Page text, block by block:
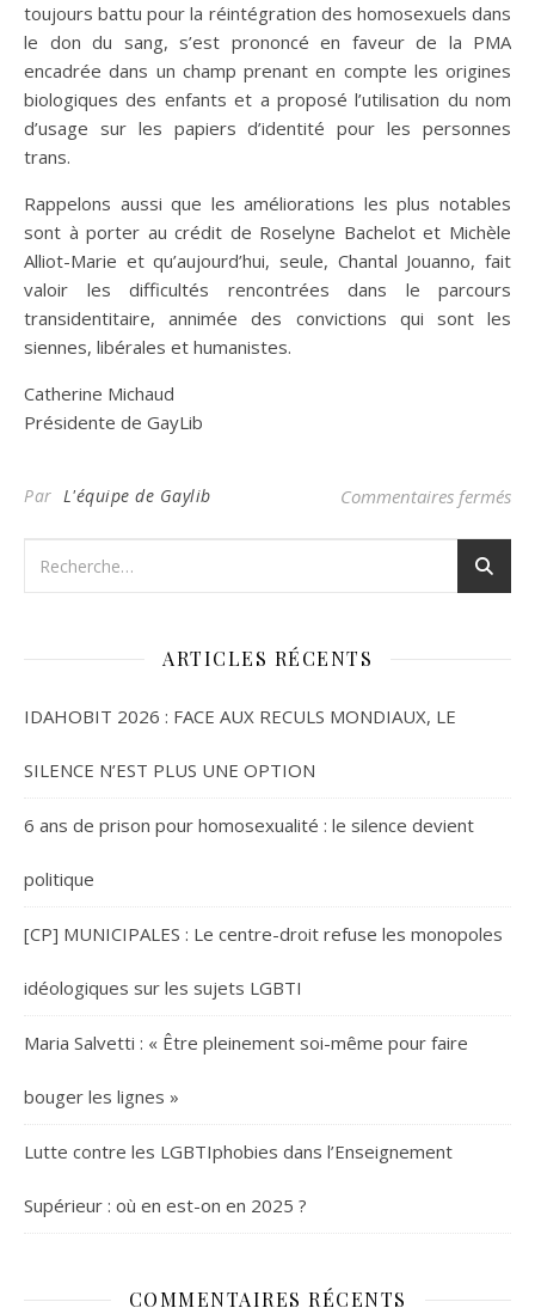
toujours battu pour la réintégration des homosexuels dans
le don du sang, s’est prononcé en faveur de la PMA
encadrée dans un champ prenant en compte les origines
biologiques des enfants et a proposé l’utilisation du nom
d’usage sur les papiers d’identité pour les personnes
trans.
Rappelons aussi que les améliorations les plus notables
sont à porter au crédit de Roselyne Bachelot et Michèle
Alliot-Marie et qu’aujourd’hui, seule, Chantal Jouanno, fait
valoir les difficultés rencontrées dans le parcours
transidentitaire, annimée des convictions qui sont les
siennes, libérales et humanistes.
Catherine Michaud
Présidente de GayLib
Par L'équipe de Gaylib Commentaires fermés
ARTICLES RÉCENTS
IDAHOBIT 2026 : FACE AUX RECULS MONDIAUX, LE
SILENCE N’EST PLUS UNE OPTION
6 ans de prison pour homosexualité : le silence devient
politique
[CP] MUNICIPALES : Le centre-droit refuse les monopoles
idéologiques sur les sujets LGBTI
Maria Salvetti : « Être pleinement soi-même pour faire
bouger les lignes »
Lutte contre les LGBTIphobies dans l’Enseignement
Supérieur : où en est-on en 2025 ?
COMMENTAIRES RÉCENTS